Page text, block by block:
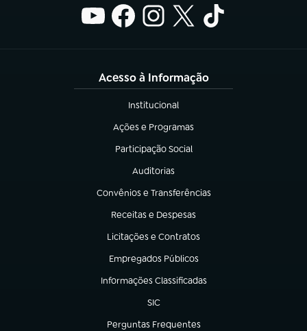
Acesso à Informação
Institucional
(abre em nova aba)
Ações e Programas
(abre em nova aba)
Participação Social
(abre em nova aba)
Auditorias
(abre em nova aba)
Convênios e Transferências
(abre em nova aba)
Receitas e Despesas
(abre em nova aba)
Licitações e Contratos
(abre em nova aba)
Empregados Públicos
(abre em nova aba)
Informações Classificadas
(abre em nova aba)
SIC
(abre em nova aba)
Perguntas Frequentes